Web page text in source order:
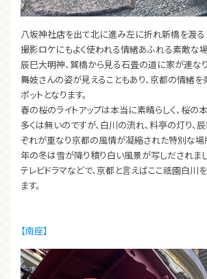
八坂神社店を出て北に進み左に折れ新橋を渡ると
撮影ロケにもよく使われる情緒あふれる素敵な場
辰巳大明神、巽橋から見る石畳の道に家が連な
舞妓さんの姿が見えることもあり、京都の情緒
ポットとなります。
春の桜のライトアップは本当に素晴らしく、桜の
多くは無いのですが、白川の流れ、料亭の灯り、
ぞれが重なり京都の風情が凝縮された特別な場
年の冬は雪が降り積り白い風景が写しだされまし
テレビドラマなどで、京都と言えばここ祇園白川
ます。
【南座】